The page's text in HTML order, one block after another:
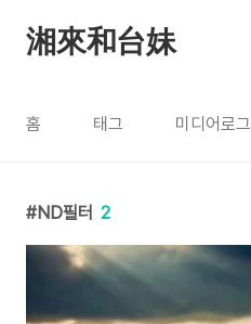
湘來和台妹
홈 태그 미디어로그
ND필터 2